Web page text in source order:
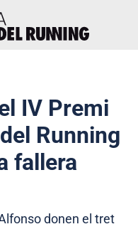
IV Premi
Running
fallera
donen el tret